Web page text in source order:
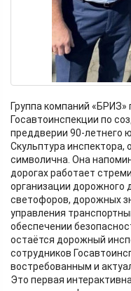
Группа компаний
Госавтоинспекции по
преддверии 90-летнего
Скульптура
символична. Она
дорогах работает
организации дорожного
светофоров, дорожных
управления
обеспечении
остаётся дорожный
сотрудников
востребованным и
Это первая